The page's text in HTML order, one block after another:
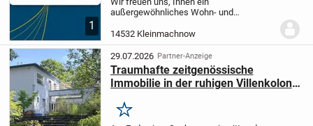
1
außergewöhnliches Wohn- und
Kleinmachnow vorstellen zu dürfen.
Dieses vollständig vermietete Objekt
besticht nicht nur durch eine...
14532 Kleinmachnow
29.07.2026 Partner-Anzeige
Traumhafte zeitgenössische
Immobilie in der ruhigen Villenkolonie
Merken